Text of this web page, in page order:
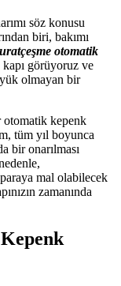
söz konusu
biri, bakımı
otomatik
görüyoruz ve
olmayan bir
otomatik kepenk
tüm yıl boyunca
bir onarılması
mal olabilecek
zamanında